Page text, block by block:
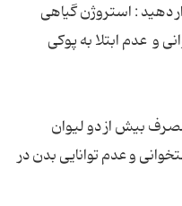
دهید : استروژن گیاهی
و عدم ابتلا به پوکی
بیش از دو لیوان
و عدم توانایی بدن در